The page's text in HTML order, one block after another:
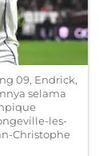
09, Endrick,
selama
les-
Christophe